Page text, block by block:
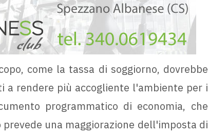
come la tassa di soggiorno, dovrebbe
rendere più accogliente l'ambiente per i
programmatico di economia, che
una maggiorazione dell'imposta di